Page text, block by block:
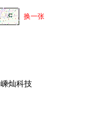
换一张
嵊灿科技